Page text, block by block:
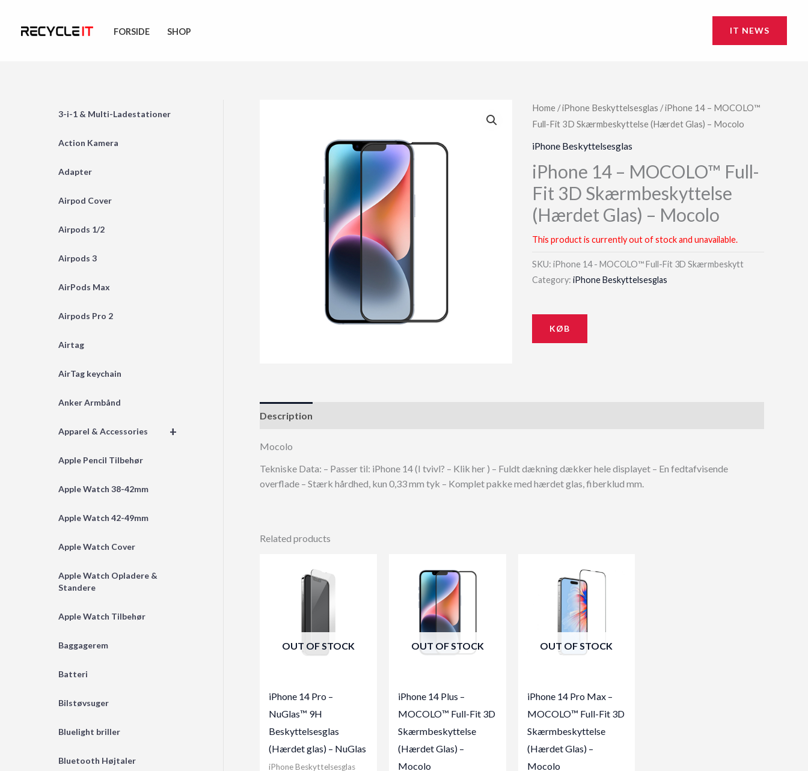
FORSIDE SHOP IT NEWS
3-i-1 & Multi-Ladestationer
Action Kamera
Adapter
Airpod Cover
Airpods 1/2
Airpods 3
AirPods Max
Airpods Pro 2
Airtag
AirTag keychain
Anker Armbånd
+
Apparel & Accessories
Apple Pencil Tilbehør
Apple Watch 38-42mm
Apple Watch 42-49mm
Apple Watch Cover
Apple Watch Opladere &
Standere
Apple Watch Tilbehør
Baggagerem
Batteri
Bilstøvsuger
Bluelight briller
Bluetooth Højtaler
Home /iPhone Beskyttelsesglas / iPhone 14 – MOCOLO™
Full-Fit 3D Skærmbeskyttelse (Hærdet Glas) – Mocolo
iPhone Beskyttelsesglas
iPhone 14 – MOCOLO™ Full-
Fit 3D Skærmbeskyttelse
(Hærdet Glas) – Mocolo
This product is currently out of stock and unavailable.
SKU:iPhone 14 - MOCOLO™ Full-Fit 3D Skærmbeskytt
Category:iPhone Beskyttelsesglas
KØB
Description
Mocolo
Tekniske Data: – Passer til: iPhone 14 (I tvivl? – Klik her ) – Fuldt dækning dækker hele displayet – En fedtafvisende
overflade – Stærk hårdhed, kun 0,33 mm tyk – Komplet pakke med hærdet glas, fiberklud mm.
Related products
OUT OF STOCK
iPhone 14 Pro –
NuGlas™ 9H
Beskyttelsesglas
(Hærdet glas) – NuGlas
iPhone Beskyttelsesglas
OUT OF STOCK
iPhone 14 Plus –
MOCOLO™ Full-Fit 3D
Skærmbeskyttelse
(Hærdet Glas) –
Mocolo
OUT OF STOCK
iPhone 14 Pro Max –
MOCOLO™ Full-Fit 3D
Skærmbeskyttelse
(Hærdet Glas) –
Mocolo